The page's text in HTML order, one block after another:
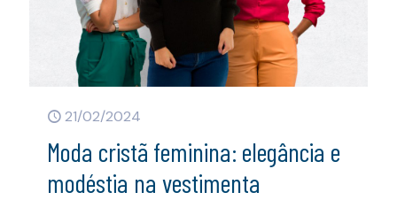
21/02/2024
Moda cristã feminina: elegância e
modéstia na vestimenta